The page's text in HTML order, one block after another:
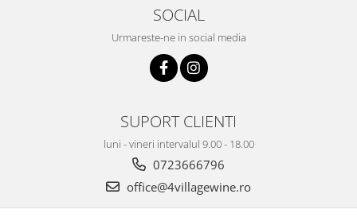
SOCIAL
Urmareste-ne in social media
SUPORT CLIENTI
luni - vineri intervalul 9.00 - 18.00
0723666796
office@4villagewine.ro